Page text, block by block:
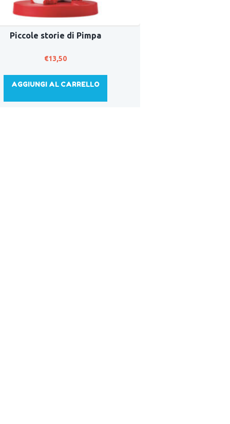
Piccole storie di Pimpa
€13,50
AGGIUNGI AL CARRELLO